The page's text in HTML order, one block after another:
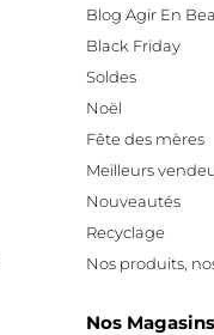
Blog Agir En
Black Friday
Soldes
Noël
Fête des mères
Meilleurs
Nouveautés
Recyclage
Nos produits,
Nos Magasins